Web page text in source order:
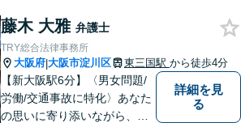
す。
藤木 大雅 弁護士
TRY総合法律事務所
大阪府|大阪市淀川区 東三国駅 から徒歩4分
【新大阪駅6分】〈男女問題/
労働/交通事故に特化〉あなた
の思いに寄り添いながら、明
詳細を見
る